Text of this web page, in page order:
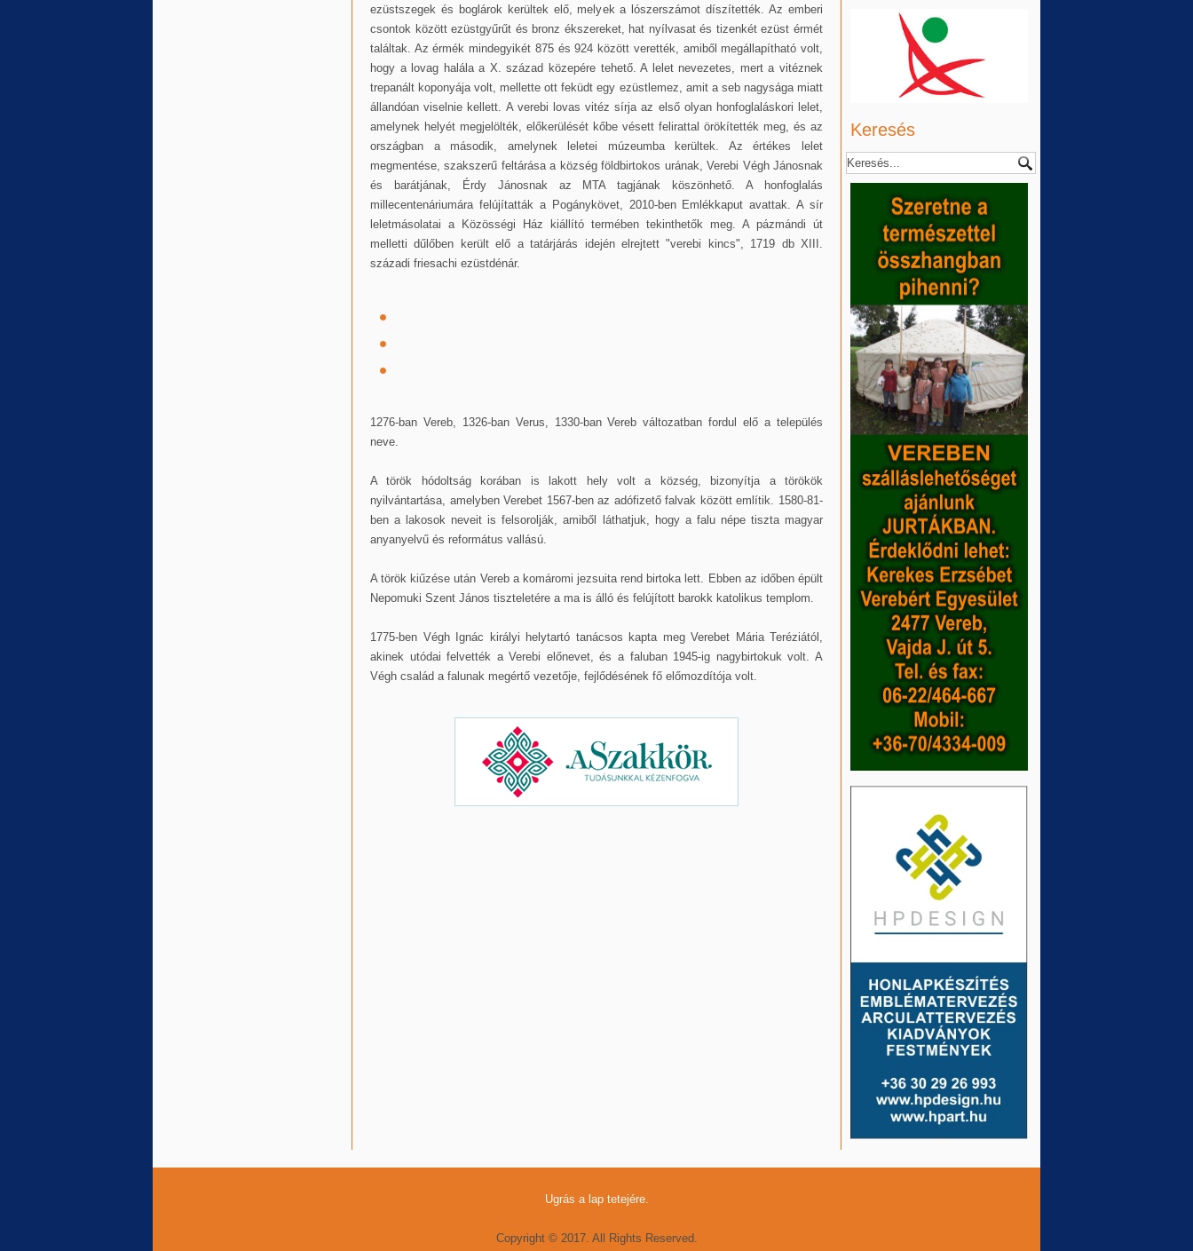
ezüstszegek és boglárok kerültek elő, melyek a lószerszámot díszítették. Az emberi
csontok között ezüstgyűrűt és bronz ékszereket, hat nyílvasat és tizenkét ezüst érmét
találtak. Az érmék mindegyikét 875 és 924 között verették, amiből megállapítható volt,
hogy a lovag halála a X. század közepére tehető. A lelet nevezetes, mert a vitéznek
trepanált koponyája volt, mellette ott feküdt egy ezüstlemez, amit a seb nagysága miatt
állandóan viselnie kellett. A verebi lovas vitéz sírja az első olyan honfoglaláskori lelet,
amelynek helyét megjelölték, előkerülését kőbe vésett felirattal örökítették meg, és az
országban a második, amelynek leletei múzeumba kerültek. Az értékes lelet
megmentése, szakszerű feltárása a község földbirtokos urának, Verebi Végh Jánosnak
és barátjának, Érdy Jánosnak az MTA tagjának köszönhető. A honfoglalás
millecentenáriumára felújítatták a Pogánykövet, 2010-ben Emlékkaput avattak. A sír
leletmásolatai a Közösségi Ház kiállító termében tekinthetők meg. A pázmándi út
melletti dűlőben került elő a tatárjárás idején elrejtett "verebi kincs", 1719 db XIII.
századi friesachi ezüstdénár.
1276-ban Vereb, 1326-ban Verus, 1330-ban Vereb változatban fordul elő a település
neve.
A török hódoltság korában is lakott hely volt a község, bizonyítja a törökök
nyilvántartása, amelyben Verebet 1567-ben az adófizető falvak között említik. 1580-81-
ben a lakosok neveit is felsorolják, amiből láthatjuk, hogy a falu népe tiszta magyar
anyanyelvű és református vallású.
A török kiűzése után Vereb a komáromi jezsuita rend birtoka lett. Ebben az időben épült
Nepomuki Szent János tiszteletére a ma is álló és felújított barokk katolikus templom.
1775-ben Végh Ignác királyi helytartó tanácsos kapta meg Verebet Mária Teréziától,
akinek utódai felvették a Verebi előnevet, és a faluban 1945-ig nagybirtokuk volt. A
Végh család a falunak megértő vezetője, fejlődésének fő előmozdítója volt.
Keresés
Ugrás a lap tetejére.
Copyright © 2017. All Rights Reserved.